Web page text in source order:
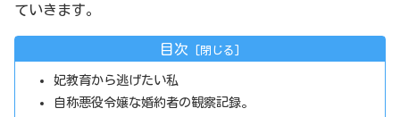
ていきます。
目次
妃教育から逃げたい私
自称悪役令嬢な婚約者の観察記録。